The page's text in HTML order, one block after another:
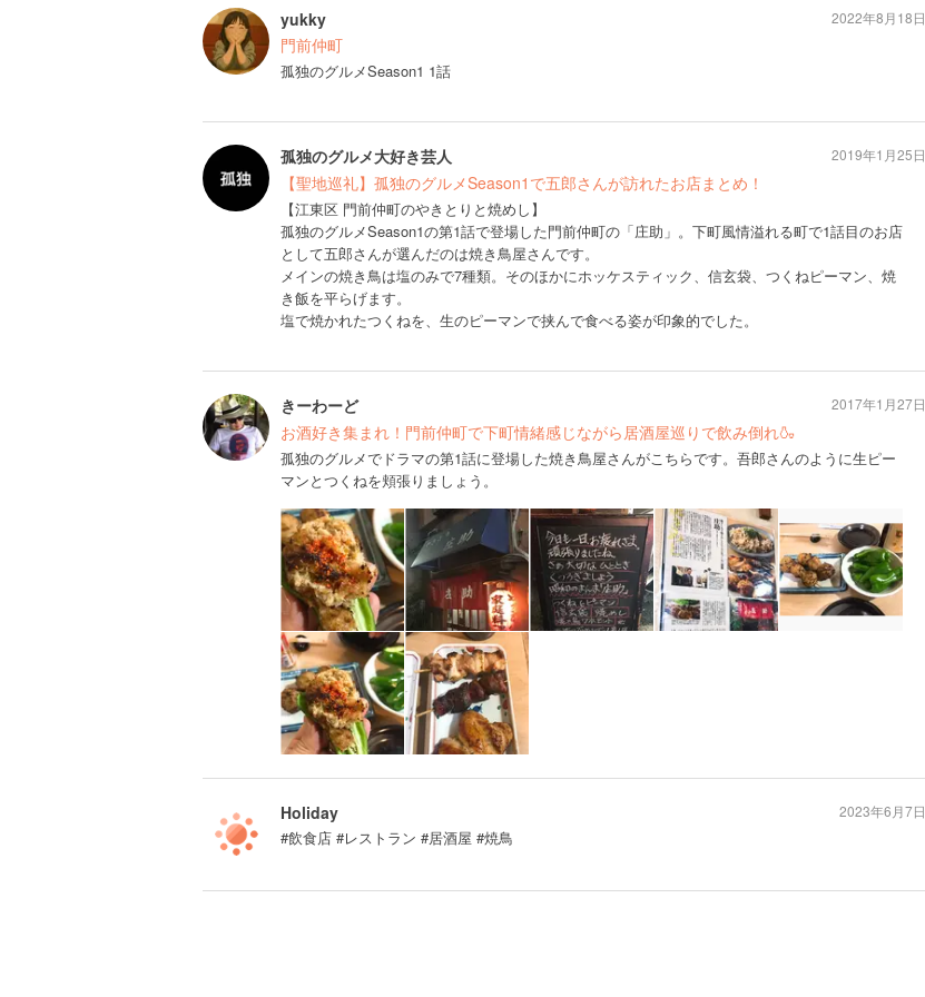
yukky
門前仲町
孤独のグルメSeason1 1話
2022年8月18日
孤独のグルメ大好き芸人
【聖地巡礼】孤独のグルメSeason1で五郎さんが訪れたお店まとめ！
【江東区 門前仲町のやきとりと焼めし】
孤独のグルメSeason1の第1話で登場した門前仲町の「庄助」。下町風情溢れる町で1話目のお店
として五郎さんが選んだのは焼き鳥屋さんです。
メインの焼き鳥は塩のみで7種類。そのほかにホッケスティック、信玄袋、つくねピーマン、焼
き飯を平らげます。
塩で焼かれたつくねを、生のピーマンで挟んで食べる姿が印象的でした。
2019年1月25日
きーわーど
お酒好き集まれ！門前仲町で下町情緒感じながら居酒屋巡りで飲み倒れ🍶
孤独のグルメでドラマの第1話に登場した焼き鳥屋さんがこちらです。吾郎さんのように生ピー
マンとつくねを頬張りましょう。
2017年1月27日
Holiday
#飲食店 #レストラン #居酒屋 #焼鳥
2023年6月7日